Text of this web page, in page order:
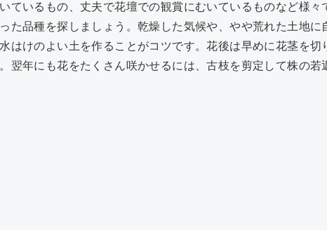
ているもの、丈夫で花壇での観賞にむいているものなど様々
た品種を探しましょう。乾燥した気候や、やや荒れた土地に
はけのよい土を作ることがコツです。花後は早めに花茎を切
翌年にも花をたくさん咲かせるには、古枝を剪定して株の若